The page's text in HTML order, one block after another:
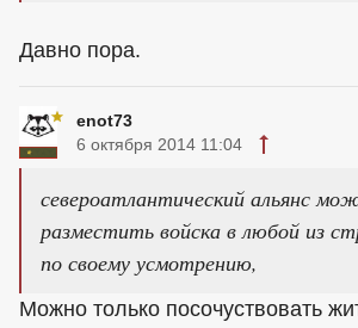
Давно пора.
enot73
6 октября 2014 11:04
североатлантический альянс
разместить войска в любой из
по своему усмотрению,
Можно только посочуствовать